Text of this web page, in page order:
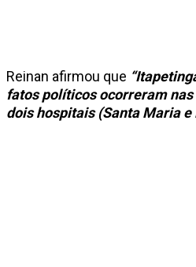
Reinan afirmou que
fatos políticos ocorreram
dois hospitais (Santa Maria e